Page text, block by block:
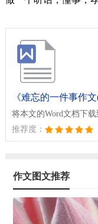
《难忘的一件事作文
将本文的Word文档下
推荐度：
作文图文推荐